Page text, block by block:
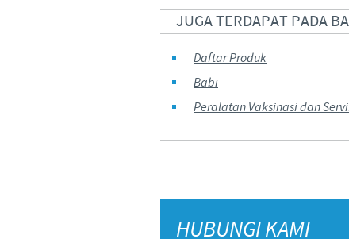
JUGA TERDAPAT PADA
Daftar Produk
Babi
Peralatan Vaksinasi dan
HUBUNGI KAMI